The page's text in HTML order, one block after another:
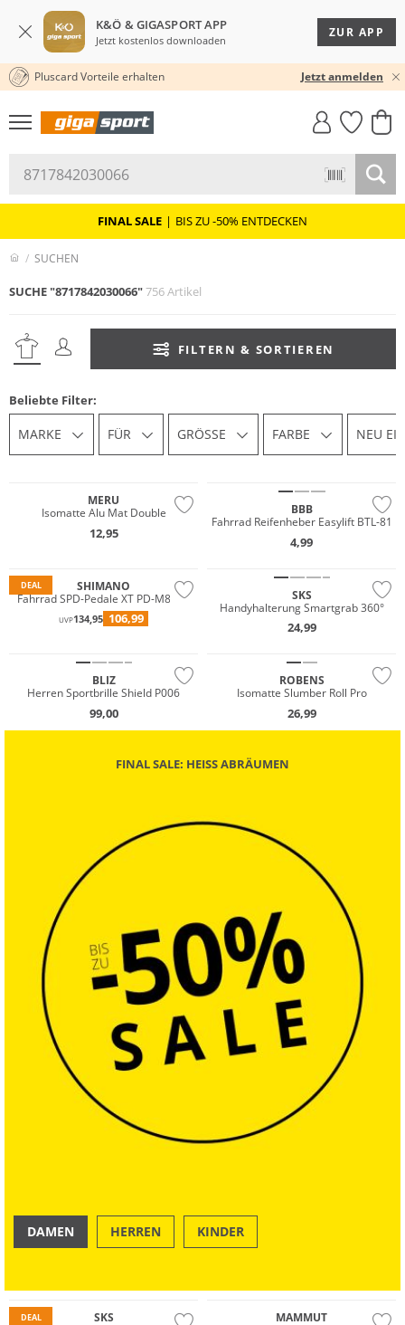
K&Ö & GIGASPORT APP
Jetzt kostenlos downloaden
ZUR APP
30 TAGE RÜCKGABERECHT
Pluscard Vorteile erhalten Jetzt anmelden
GIGASTYLE
FAHRRAD­
MUST-HAVE
FINAL SALE | BIS ZU -50% ENTDECKEN
SUCHEN
SUCHE "8717842030066"756 Artikel
FILTERN & SORTIEREN
Beliebte Filter:
MARKE FÜR GRÖSSE FARBE NEU
MERU
Isomatte Alu Mat Double
12,95
BBB
Fahrrad Reifenheber Easylift BTL-81
4,99
DEAL
SHIMANO
Fahrrad SPD-Pedale XT PD-M8000
UVP134,95 106,99
SKS
Handyhalterung Smartgrab 360°
24,99
BLIZ
Herren Sportbrille Shield P006
99,00
ROBENS
Isomatte Slumber Roll Pro
26,99
FINAL SALE: HEISS ABRÄUMEN
DAMEN HERREN KINDER
DEAL
SKS
MAMMUT